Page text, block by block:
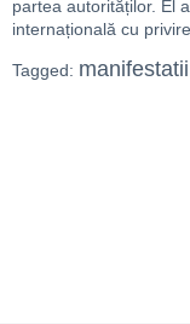
partea autorităților. El
internațională cu
Tagged: